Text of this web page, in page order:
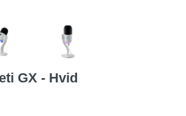
GX - Hvid